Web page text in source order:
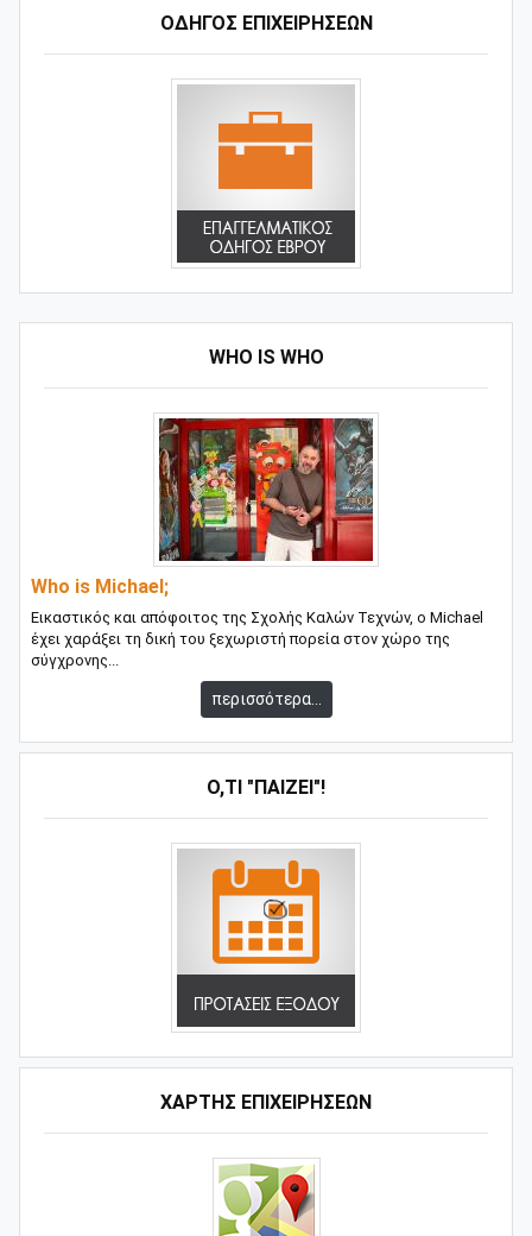
ΟΔΗΓΌΣ ΕΠΙΧΕΙΡΉΣΕΩΝ
WHO IS WHO
Who is Michael;
Εικαστικός και απόφοιτος της Σχολής Καλών Τεχνών, ο Michael
έχει χαράξει τη δική του ξεχωριστή πορεία στον χώρο της
σύγχρονης...
περισσότερα...
Ό,ΤΙ "ΠΑΊΖΕΙ"!
ΧΑΡΤΗΣ ΕΠΙΧΕΙΡΗΣΕΩΝ